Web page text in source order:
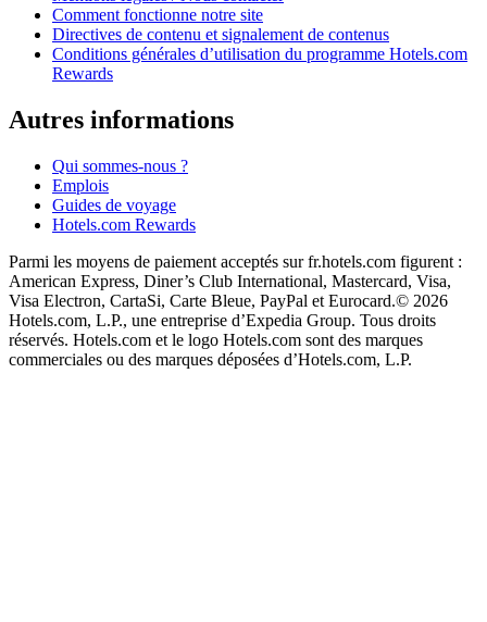
Comment fonctionne notre site
Directives de contenu et signalement de contenus
Conditions générales d’utilisation du programme Hotels.com
Rewards
Autres informations
Qui sommes-nous ?
Emplois
Guides de voyage
Hotels.com Rewards
Parmi les moyens de paiement acceptés sur fr.hotels.com figurent :
American Express, Diner’s Club International, Mastercard, Visa,
Visa Electron, CartaSi, Carte Bleue, PayPal et Eurocard.© 2026
Hotels.com, L.P., une entreprise d’Expedia Group. Tous droits
réservés. Hotels.com et le logo Hotels.com sont des marques
commerciales ou des marques déposées d’Hotels.com, L.P.